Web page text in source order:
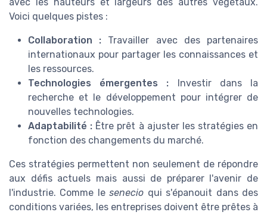
Voici quelques pistes :
Collaboration : Travailler avec des partenaires
internationaux pour partager les connaissances et
les ressources.
Technologies émergentes : Investir dans la
recherche et le développement pour intégrer de
nouvelles technologies.
Adaptabilité : Être prêt à ajuster les stratégies en
fonction des changements du marché.
Ces stratégies permettent non seulement de répondre
aux défis actuels mais aussi de préparer l'avenir de
l'industrie. Comme lesenecio qui s'épanouit dans des
conditions variées, les entreprises doivent être prêtes à